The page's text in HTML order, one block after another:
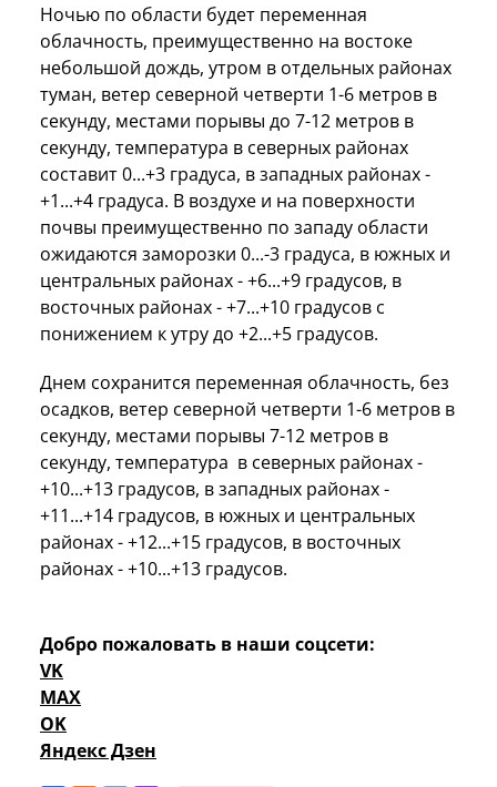
Ночью по области будет переменная
облачность, преимущественно на востоке
небольшой дождь, утром в отдельных районах
туман, ветер северной четверти 1-6 метров в
секунду, местами порывы до 7-12 метров в
секунду, температура в северных районах
составит 0...+3 градуса, в западных районах -
+1...+4 градуса. В воздухе и на поверхности
почвы преимущественно по западу области
ожидаются заморозки 0...-3 градуса, в южных и
центральных районах - +6...+9 градусов, в
восточных районах - +7...+10 градусов с
понижением к утру до +2...+5 градусов.
Днем сохранится переменная облачность, без
осадков, ветер северной четверти 1-6 метров в
секунду, местами порывы 7-12 метров в
секунду, температура в северных районах -
+10...+13 градусов, в западных районах -
+11...+14 градусов, в южных и центральных
районах - +12...+15 градусов, в восточных
районах - +10...+13 градусов.
Добро пожаловать в наши соцсети:
VK
MAX
OK
Яндекс Дзен